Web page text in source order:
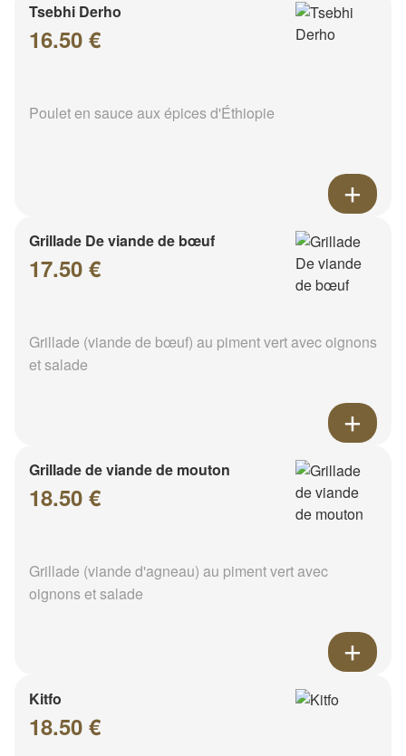
Tsebhi Derho
16.50 €
Poulet en sauce aux épices d'Éthiopie
Grillade De viande de bœuf
17.50 €
Grillade (viande de bœuf) au piment vert avec oignons
et salade
Grillade de viande de mouton
18.50 €
Grillade (viande d'agneau) au piment vert avec
oignons et salade
Kitfo
18.50 €